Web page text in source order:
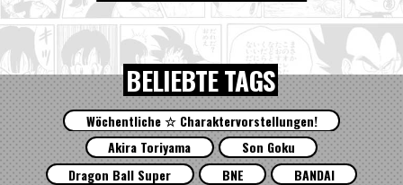
BELIEBTE TAGS
Wöchentliche ☆ Charaktervorstellungen!
Akira Toriyama
Son Goku
Dragon Ball Super
BNE
BANDAI